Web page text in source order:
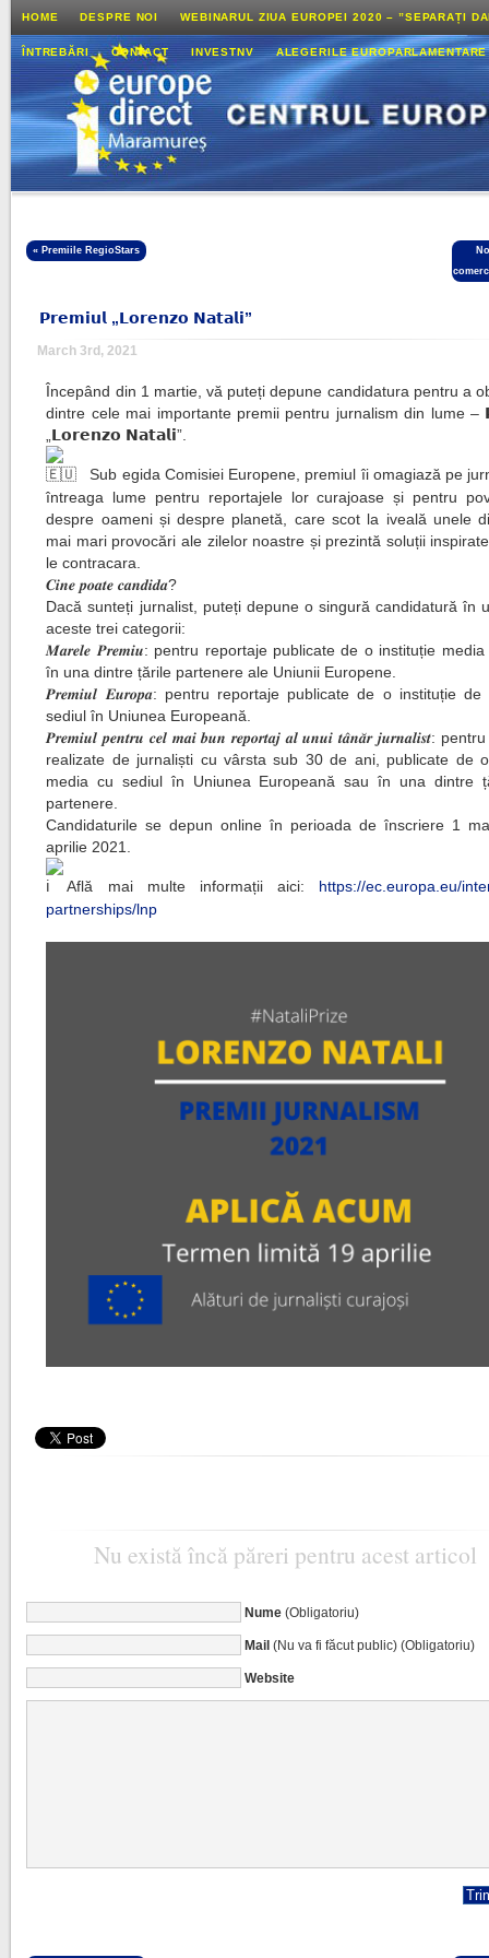
HOME DESPRE NOI WEBINARUL ZIUA EUROPEI 2020 – ”SEPARAȚI
ÎNTREBĂRI CONTACT INVESTNV ALEGERILE
« Premiile RegioStars
𝗣𝗿𝗲𝗺𝗶𝘂𝗹 „𝗟𝗼𝗿𝗲𝗻𝘇𝗼 𝗡𝗮𝘁𝗮𝗹𝗶”
March 3rd, 2021
Începând din 1 martie, vă puteți depune candidatura pentru a
dintre cele mai importante premii pentru jurnalism din lume ‒
„𝗟𝗼𝗿𝗲𝗻𝘇𝗼 𝗡𝗮𝘁𝗮𝗹𝗶”.
Sub egida Comisiei Europene, premiul îi omagiază pe
întreaga lume pentru reportajele lor curajoase și pentru
despre oameni și despre planetă, care scot la iveală unele
mai mari provocări ale zilelor noastre și prezintă soluții
le contracara.
𝑪𝒊𝒏𝒆 𝒑𝒐𝒂𝒕𝒆 𝒄𝒂𝒏𝒅𝒊𝒅𝒂?
Dacă sunteți jurnalist, puteți depune o singură candidatură în
aceste trei categorii:
𝑴𝒂𝒓𝒆𝒍𝒆 𝑷𝒓𝒆𝒎𝒊𝒖: pentru reportaje publicate de o instituție
în una dintre țările partenere ale Uniunii Europene.
𝑷𝒓𝒆𝒎𝒊𝒖𝒍 𝑬𝒖𝒓𝒐𝒑𝒂: pentru reportaje publicate de o instituție
sediul în Uniunea Europeană.
𝑷𝒓𝒆𝒎𝒊𝒖𝒍 𝒑𝒆𝒏𝒕𝒓𝒖 𝒄𝒆𝒍 𝒎𝒂𝒊 𝒃𝒖𝒏 𝒓𝒆𝒑𝒐𝒓𝒕𝒂𝒋 𝒂𝒍 𝒖𝒏𝒖𝒊 𝒕𝒂̂𝒏𝒂̆𝒓 𝒋𝒖𝒓𝒏𝒂𝒍𝒊𝒔𝒕:
realizate de jurnaliști cu vârsta sub 30 de ani, publicate de
media cu sediul în Uniunea Europeană sau în una dintre
partenere.
Candidaturile se depun online în perioada de înscriere 1
aprilie 2021.
Află mai multe informații aici: https://ec.europa.eu/
partnerships/lnp
Nu există încă păreri pentru acest articol
Nume(Obligatoriu)
Mail(Nu va fi făcut public) (Obligatoriu)
Website